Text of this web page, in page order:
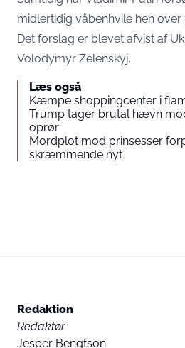
midlertidig våbenhvile hen over
Det forslag er blevet afvist af
Volodymyr Zelenskyj.
Læs også
Kæmpe shoppingcenter i
Trump tager brutal hævn
oprør
Mordplot mod prinsesser
skræmmende nyt
Redaktion
Redaktør
Jesper Bengtson